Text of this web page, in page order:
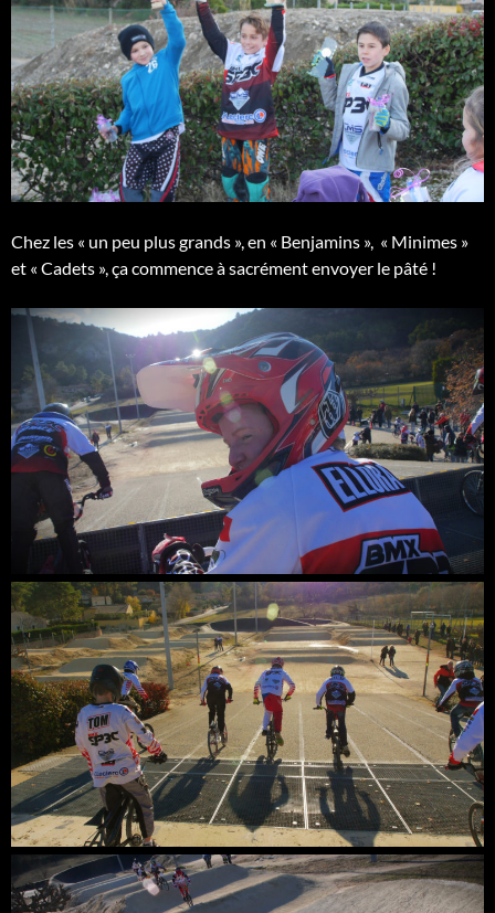
Chez les « un peu plus grands », en « Benjamins », « Minimes »
et « Cadets », ça commence à sacrément envoyer le pâté !